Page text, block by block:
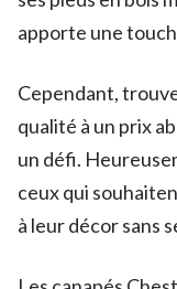
apporte une
Cependant,
qualité à un prix
un défi.
ceux qui
à leur décor sans